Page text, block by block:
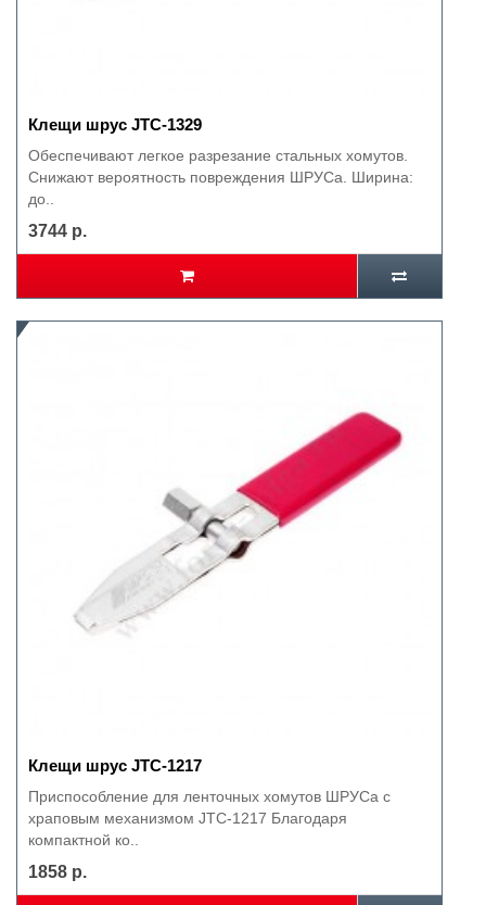
Клещи шрус JTC-1329
Обеспечивают легкое разрезание стальных хомутов.
Снижают вероятность повреждения ШРУСа. Ширина:
до..
3744 р.
Клещи шрус JTC-1217
Приспособление для ленточных хомутов ШРУСа с
храповым механизмом JTC-1217 Благодаря
компактной ко..
1858 р.